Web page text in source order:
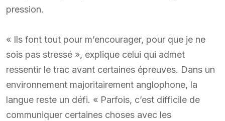
pression.
« Ils font tout pour m’encourager, pour que je ne
sois pas stressé », explique celui qui admet
ressentir le trac avant certaines épreuves. Dans un
environnement majoritairement anglophone, la
langue reste un défi. « Parfois, c’est difficile de
communiquer certaines choses avec les